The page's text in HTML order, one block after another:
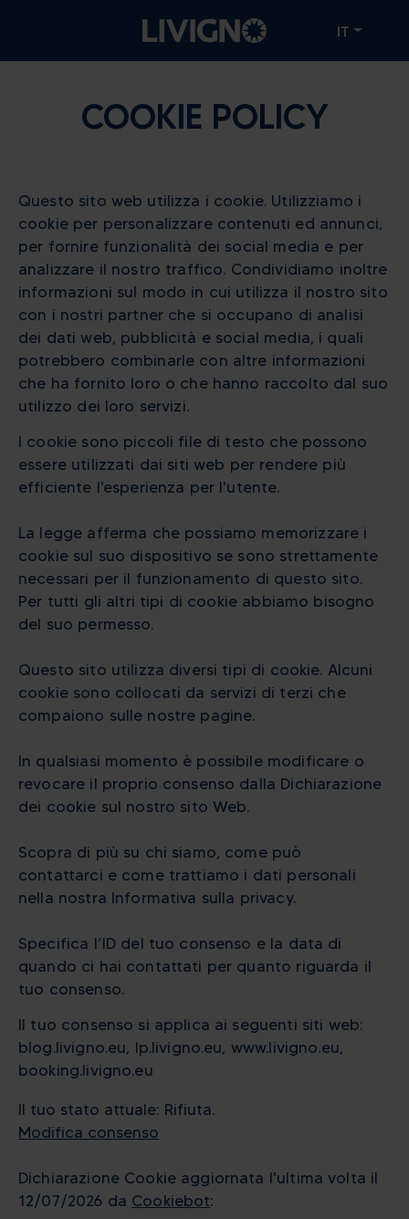
IT
COOKIE POLICY
Questo sito web utilizza i cookie. Utilizziamo i
cookie per personalizzare contenuti ed annunci,
per fornire funzionalità dei social media e per
analizzare il nostro traffico. Condividiamo inoltre
informazioni sul modo in cui utilizza il nostro sito
con i nostri partner che si occupano di analisi
dei dati web, pubblicità e social media, i quali
potrebbero combinarle con altre informazioni
che ha fornito loro o che hanno raccolto dal suo
utilizzo dei loro servizi.
I cookie sono piccoli file di testo che possono
essere utilizzati dai siti web per rendere più
efficiente l'esperienza per l'utente.
La legge afferma che possiamo memorizzare i
cookie sul suo dispositivo se sono strettamente
necessari per il funzionamento di questo sito.
Per tutti gli altri tipi di cookie abbiamo bisogno
del suo permesso.
Questo sito utilizza diversi tipi di cookie. Alcuni
cookie sono collocati da servizi di terzi che
compaiono sulle nostre pagine.
In qualsiasi momento è possibile modificare o
revocare il proprio consenso dalla Dichiarazione
dei cookie sul nostro sito Web.
Scopra di più su chi siamo, come può
contattarci e come trattiamo i dati personali
nella nostra Informativa sulla privacy.
Specifica l’ID del tuo consenso e la data di
quando ci hai contattati per quanto riguarda il
tuo consenso.
Il tuo consenso si applica ai seguenti siti web:
blog.livigno.eu, lp.livigno.eu, www.livigno.eu,
booking.livigno.eu
Il tuo stato attuale: Rifiuta.
Modifica consenso
Dichiarazione Cookie aggiornata l'ultima volta il
12/07/2026 da Cookiebot: